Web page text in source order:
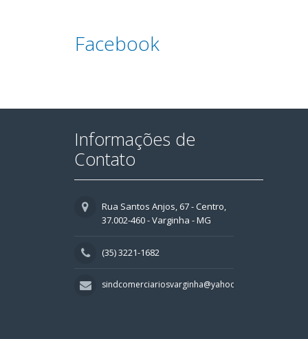
Facebook
Informações de
Contato
Rua Santos Anjos, 67 - Centro,
37.002-460 - Varginha - MG
(35) 3221-1682
sindcomerciariosvarginha@yahoo.com.br